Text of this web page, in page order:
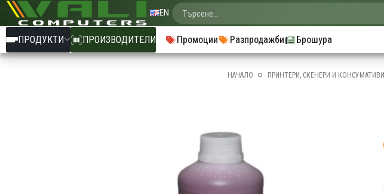
EN
ПРОДУКТИ ПРОИЗВОДИТЕЛИ Промоции Разпродажби Брошура
НАЧАЛО ПРИНТЕРИ, СКЕНЕРИ И КОНСУМАТИВИ